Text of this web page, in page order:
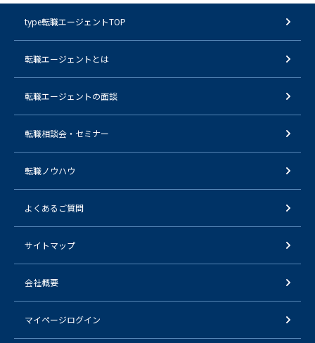
type転職エージェントTOP
転職エージェントとは
転職エージェントの面談
転職相談会・セミナー
転職ノウハウ
よくあるご質問
サイトマップ
会社概要
マイページログイン